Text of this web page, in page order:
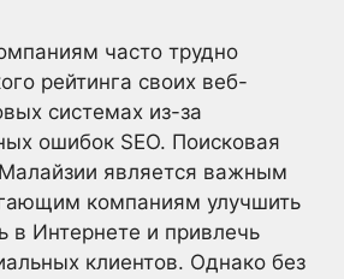
часто трудно
рейтинга своих веб-
системах из-за
ошибок SEO. Поисковая
является важным
компаниям улучшить
в Интернете и привлечь
клиентов. Однако без